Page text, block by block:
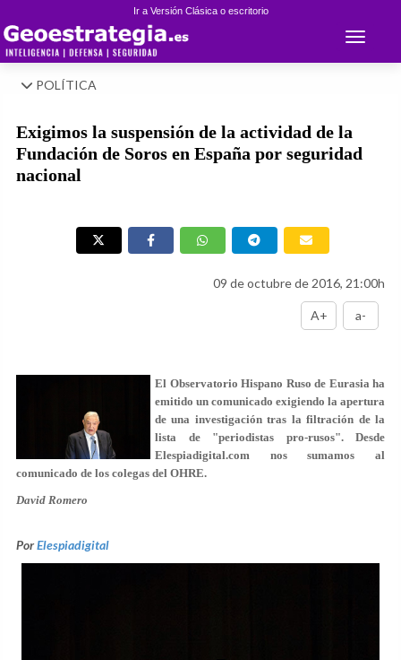
Ir a Versión Clásica o escritorio
Toggle
POLÍTICA
Exigimos la suspensión de la actividad de la
Fundación de Soros en España por seguridad
nacional
09 de octubre de 2016, 21:00h
A+ a-
El Observatorio Hispano Ruso de Eurasia ha
emitido un comunicado exigiendo la apertura
de una investigación tras la filtración de la
lista de "periodistas pro-rusos". Desde
Elespiadigital.com nos sumamos al
comunicado de los colegas del OHRE.
David Romero
PorElespiadigital